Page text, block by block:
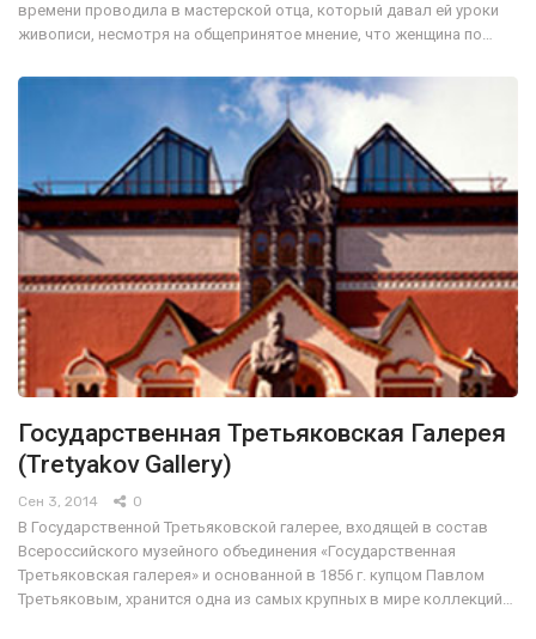
времени проводила в мастерской отца, который давал ей уроки
живописи, несмотря на общепринятое мнение, что женщина по…
Государственная Третьяковская Галерея
(Tretyakov Gallery)
Сен 3, 2014 0
В Государственной Третьяковской галерее, входящей в состав
Всероссийского музейного объединения «Государственная
Третьяковская галерея» и основанной в 1856 г. купцом Павлом
Третьяковым, хранится одна из самых крупных в мире коллекций…